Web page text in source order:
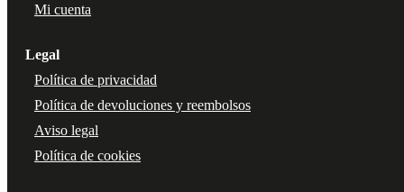
Mi cuenta
Legal
Política de privacidad
Política de devoluciones y reembolsos
Aviso legal
Política de cookies